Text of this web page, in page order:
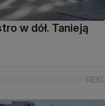
w dół. Tanieją